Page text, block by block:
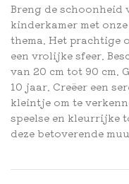
Breng de schoonheid
kinderkamer met
thema. Het prachtige
een vrolijke sfeer.
van 20 cm tot 90 cm.
10 jaar. Creëer een
kleintje om te
speelse en kleurrijke
deze betoverende